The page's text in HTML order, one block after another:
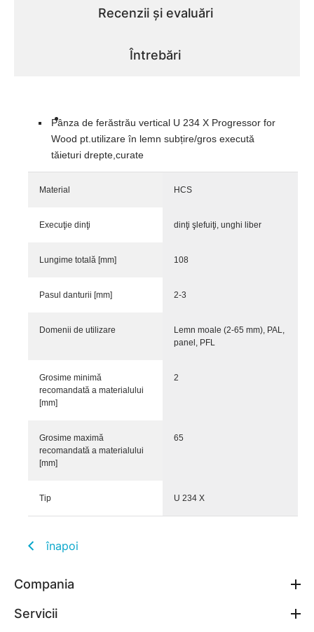
Recenzii și evaluări
Întrebări
Pânza de ferăstrău vertical U 234 X Progressor for
Wood pt.utilizare în lemn subțire/gros execută
tăieturi drepte,curate
Material HCS
Execuţie dinţi dinţi şlefuiţi, unghi liber
Lungime totală [mm] 108
Pasul danturii [mm] 2-3
Domenii de utilizare
Lemn moale (2-65 mm), PAL,
panel, PFL
Grosime minimă
recomandată a materialului
[mm]
2
Grosime maximă
recomandată a materialului
[mm]
65
Tip U 234 X
înapoi
Compania
Servicii